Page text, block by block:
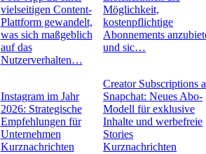
vielseitigen Content-
Plattform gewandelt,
was sich maßgeblich
auf das
Nutzerverhalten…
Instagram im Jahr
2026: Strategische
Empfehlungen für
Unternehmen
Kurznachrichten
Möglichkeit,
kostenpflichtige
Abonnements
und sic…
Creator Subscriptions
Snapchat: Neues Abo-
Modell für exklusive
Inhalte und werbefreie
Stories
Kurznachrichten